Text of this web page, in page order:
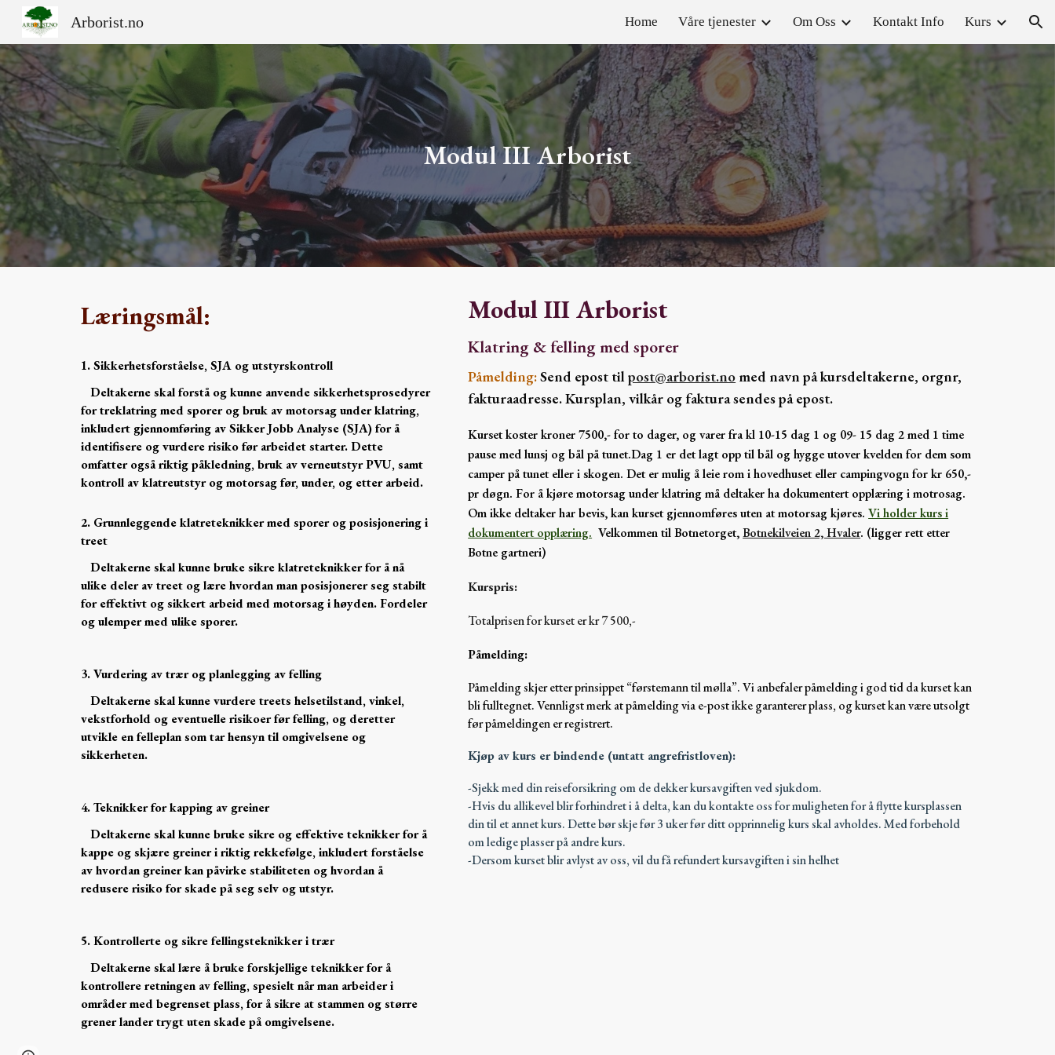
Skip to navigation
Arborist.no Home Våre tjenester Om Oss Kontakt Info Kurs
Modul III Arborist
Læringsmål:
1. Sikkerhetsforståelse, SJA og utstyrskontroll
Deltakerne skal forstå og kunne anvende sikkerhetsprosedyrer
for treklatring med sporer og bruk av motorsag under klatring,
inkludert gjennomføring av Sikker Jobb Analyse (SJA) for å
identifisere og vurdere risiko før arbeidet starter. Dette
omfatter også riktig påkledning, bruk av verneutstyr PVU, samt
kontroll av klatreutstyr og motorsag før, under, og etter arbeid.
2. Grunnleggende klatreteknikker med sporer og posisjonering i
treet
Deltakerne skal kunne bruke sikre klatreteknikker for å nå
ulike deler av treet og lære hvordan man posisjonerer seg stabilt
for effektivt og sikkert arbeid med motorsag i høyden. Fordeler
og ulemper med ulike sporer.
3. Vurdering av trær og planlegging av felling
Deltakerne skal kunne vurdere treets helsetilstand, vinkel,
vekstforhold og eventuelle risikoer før felling, og deretter
utvikle en felleplan som tar hensyn til omgivelsene og
sikkerheten.
4. Teknikker for kapping av greiner
Deltakerne skal kunne bruke sikre og effektive teknikker for å
kappe og skjære greiner i riktig rekkefølge, inkludert forståelse
av hvordan greiner kan påvirke stabiliteten og hvordan å
redusere risiko for skade på seg selv og utstyr.
5. Kontrollerte og sikre fellingsteknikker i trær
Deltakerne skal lære å bruke forskjellige teknikker for å
kontrollere retningen av felling, spesielt når man arbeider i
områder med begrenset plass, for å sikre at stammen og større
grener lander trygt uten skade på omgivelsene.
Modul III Arborist
Klatring & felling med sporer
Påmelding:Send epost tilpost@arborist.no med navn på kursdeltakerne, orgnr,
fakturaadresse. Kursplan, vilkår og faktura sendes på epost.
Kurset koster kroner7500,- for to dager, og varer fra kl 10-15 dag 1 og 09- 15 dag 2 med 1 time
pause med lunsj og bål på tunet.Dag 1 er det lagt opp til bål og hygge utover kvelden for dem som
camper på tunet eller i skogen. Det er mulig å leie rom i hovedhuset eller campingvogn for kr 650,-
pr døgn. For å kjøre motorsag under klatring må deltaker ha dokumentert opplæring i motrosag.
Om ikke deltaker har bevis, kan kurset gjennomføres uten at motorsag kjøres.Vi holder kurs i
dokumentert opplæring. Velkommen til Botnetorget,Botnekilveien 2, Hvaler. (ligger rett etter
Botne gartneri)
Kurspris:
Totalprisen for kurset er kr7500,-
Påmelding:
Påmelding skjer etter prinsippet “førstemann til mølla”. Vi anbefaler påmelding i god tid da kurset kan
bli fulltegnet. Vennligst merk at påmelding via e-post ikke garanterer plass, og kurset kan være utsolgt
før påmeldingen er registrert.
Kjøp av kurs er bindende (untatt angrefristloven):
-Sjekk med din reiseforsikring om de dekker kursavgiften ved sjukdom.
-Hvis du allikevel blir forhindret i å delta, kan du kontakte oss for muligheten for å flytte kursplassen
din til et annet kurs. Dette bør skje før 3 uker før ditt opprinnelig kurs skal avholdes. Med forbehold
om ledige plasser på andre kurs.
-Dersom kurset blir avlyst av oss, vil du få refundert kursavgiften i sin helhet